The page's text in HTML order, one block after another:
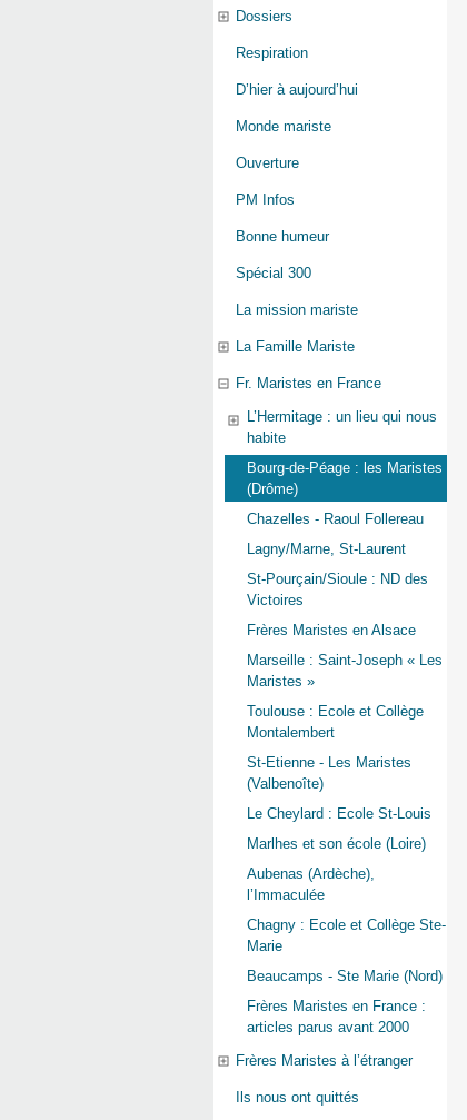
Dossiers
Respiration
D’hier à aujourd’hui
Monde mariste
Ouverture
PM Infos
Bonne humeur
Spécial 300
La mission mariste
La Famille Mariste
Fr. Maristes en France
L’Hermitage : un lieu qui nous
habite
Bourg-de-Péage : les Maristes
(Drôme)
Chazelles - Raoul Follereau
Lagny/Marne, St-Laurent
St-Pourçain/Sioule : ND des
Victoires
Frères Maristes en Alsace
Marseille : Saint-Joseph « Les
Maristes »
Toulouse : Ecole et Collège
Montalembert
St-Etienne - Les Maristes
(Valbenoîte)
Le Cheylard : Ecole St-Louis
Marlhes et son école (Loire)
Aubenas (Ardèche),
l’Immaculée
Chagny : Ecole et Collège Ste-
Marie
Beaucamps - Ste Marie (Nord)
Frères Maristes en France :
articles parus avant 2000
Frères Maristes à l’étranger
Ils nous ont quittés